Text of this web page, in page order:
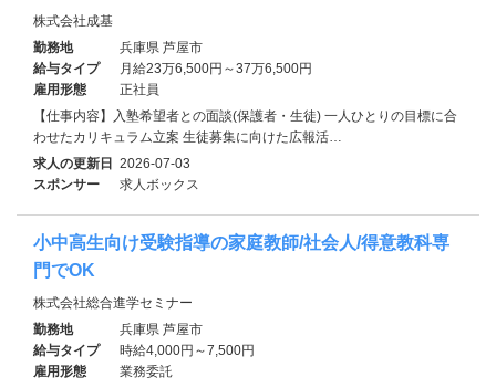
株式会社成基
勤務地
兵庫県 芦屋市
給与タイプ
月給23万6,500円～37万6,500円
雇用形態
正社員
【仕事内容】入塾希望者との面談(保護者・生徒) 一人ひとりの目標に合
わせたカリキュラム立案 生徒募集に向けた広報活…
求人の更新日 2026-07-03
スポンサー
求人ボックス
小中高生向け受験指導の家庭教師/社会人/得意教科専
門でOK
株式会社総合進学セミナー
勤務地
兵庫県 芦屋市
給与タイプ
時給4,000円～7,500円
雇用形態
業務委託